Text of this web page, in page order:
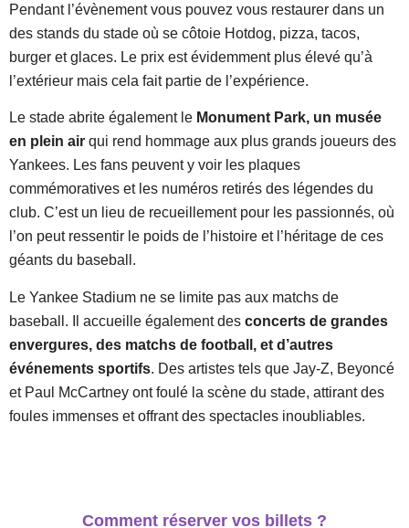
Pendant l’évènement vous pouvez vous restaurer dans un
des stands du stade où se côtoie Hotdog, pizza, tacos,
burger et glaces. Le prix est évidemment plus élevé qu’à
l’extérieur mais cela fait partie de l’expérience.
Le stade abrite également le Monument Park, un musée
en plein air qui rend hommage aux plus grands joueurs des
Yankees. Les fans peuvent y voir les plaques
commémoratives et les numéros retirés des légendes du
club. C’est un lieu de recueillement pour les passionnés, où
l’on peut ressentir le poids de l’histoire et l’héritage de ces
géants du baseball.
Le Yankee Stadium ne se limite pas aux matchs de
baseball. Il accueille également des concerts de grandes
envergures, des matchs de football, et d’autres
événements sportifs. Des artistes tels que Jay-Z, Beyoncé
et Paul McCartney ont foulé la scène du stade, attirant des
foules immenses et offrant des spectacles inoubliables.
Comment réserver vos billets ?